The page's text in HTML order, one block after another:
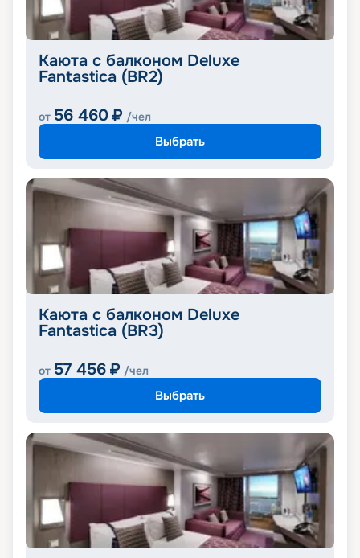
Каюта с балконом Deluxe
Fantastica (BR2)
от 56 460 ₽ /чел
Выбрать
Каюта с балконом Deluxe
Fantastica (BR3)
от 57 456 ₽ /чел
Выбрать